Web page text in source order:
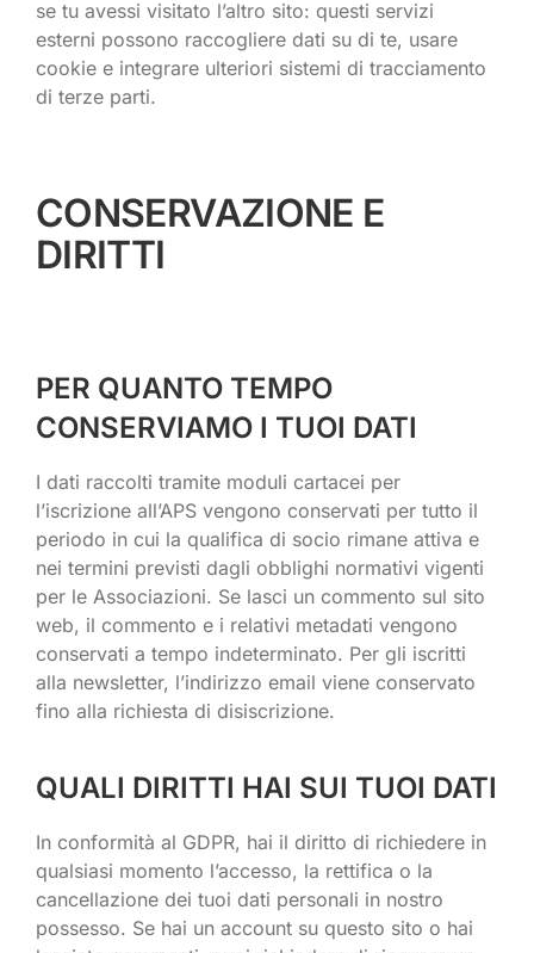
se tu avessi visitato l’altro sito: questi servizi
esterni possono raccogliere dati su di te, usare
cookie e integrare ulteriori sistemi di tracciamento
di terze parti.
CONSERVAZIONE E
DIRITTI
PER QUANTO TEMPO
CONSERVIAMO I TUOI DATI
I dati raccolti tramite moduli cartacei per
l’iscrizione all’APS vengono conservati per tutto il
periodo in cui la qualifica di socio rimane attiva e
nei termini previsti dagli obblighi normativi vigenti
per le Associazioni. Se lasci un commento sul sito
web, il commento e i relativi metadati vengono
conservati a tempo indeterminato. Per gli iscritti
alla newsletter, l’indirizzo email viene conservato
fino alla richiesta di disiscrizione.
QUALI DIRITTI HAI SUI TUOI DATI
In conformità al GDPR, hai il diritto di richiedere in
qualsiasi momento l’accesso, la rettifica o la
cancellazione dei tuoi dati personali in nostro
possesso. Se hai un account su questo sito o hai